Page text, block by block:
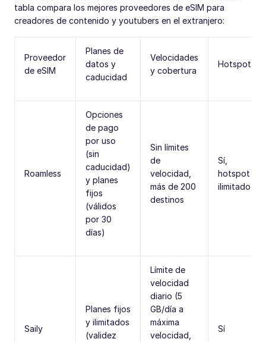
tabla compara los mejores proveedores de eSIM para
creadores de contenido y youtubers en el extranjero:
Proveedor
de eSIM
Planes de
datos y
caducidad
Velocidades
y cobertura
Hotspot
Roamless
Opciones
de pago
por uso
(sin
caducidad)
y planes
fijos
(válidos
por 30
días)
Sin límites
de
velocidad,
más de 200
destinos
Sí,
hotspot
ilimitado
Saily
Planes fijos
y ilimitados
(validez
Límite de
velocidad
diario (5
GB/día a
máxima
velocidad,
Sí